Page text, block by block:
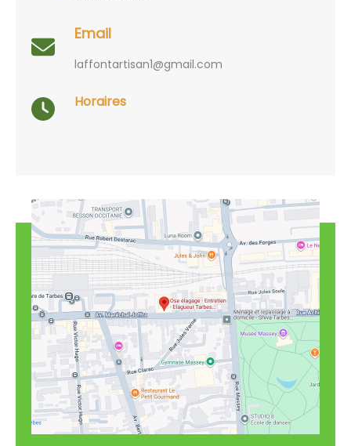
Email
laffontartisan1@gmail.com
Horaires